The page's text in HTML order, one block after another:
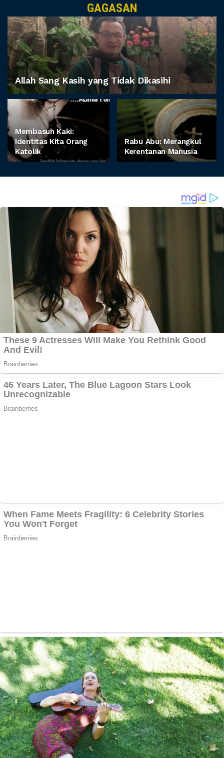
GAGASAN
Allah Sang Kasih yang Tidak Dikasihi
Membasuh Kaki:
Identitas Kita Orang
Katolik
Rabu Abu: Merangkul
Kerentanan Manusia